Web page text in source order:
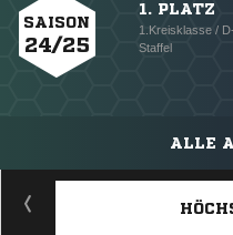
SAISON
24/25
1. PLATZ
1.Kreisklasse /
Staffel
ALLE